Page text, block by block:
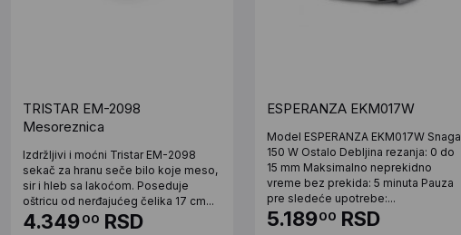
TRISTAR EM-2098
Mesoreznica
Izdržljivi i moćni Tristar EM-2098
sekač za hranu seče bilo koje meso,
sir i hleb sa lakoćom. Poseduje
oštricu od nerđajućeg čelika 17 cm...
4.34900 RSD
ESPERANZA EKM017W
Model ESPERANZA EKM017W Snaga
150 W Ostalo Debljina rezanja: 0 do
15 mm Maksimalno neprekidno
vreme bez prekida: 5 minuta Pauza
pre sledeće upotrebe:...
5.18900 RSD